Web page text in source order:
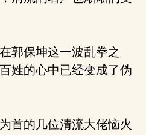
郭保坤这一波乱拳之
姓的心中已经变成了伪
首的几位清流大佬恼火